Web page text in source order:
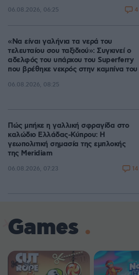
06.08.2026, 06:25 4
«Να είναι γαλήνια τα νερά του
τελευταίου σου ταξιδιού»: Συγκινεί ο
αδελφός του υπάρχου του Superferry
που βρέθηκε νεκρός στην καμπίνα του
06.08.2026, 08:25
Πώς μπήκε η γαλλική σφραγίδα στο
καλώδιο Ελλάδας-Κύπρου: Η
γεωπολιτική σημασία της εμπλοκής
της Meridiam
06.08.2026, 07:23 14
Games